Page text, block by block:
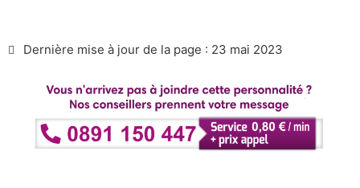
Dernière mise à jour de la page : 23 mai 2023